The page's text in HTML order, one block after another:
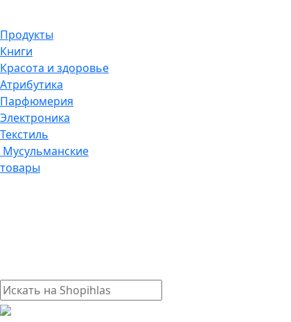
Продукты
Книги
Красота и здоровье
Атрибутика
Парфюмерия
Электроника
Текстиль
Мусульманские
товары